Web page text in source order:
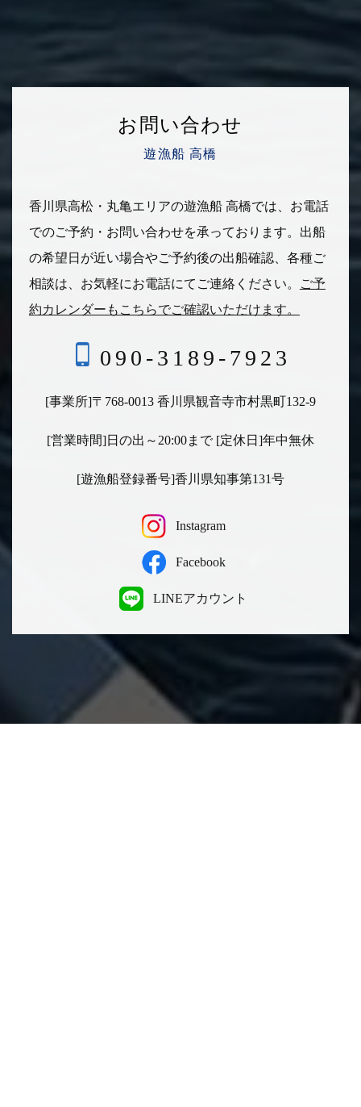
お問い合わせ
遊漁船 高橋
香川県高松・丸亀エリアの遊漁船 高橋では、お電話
でのご予約・お問い合わせを承っております。 出船
の希望日が近い場合やご予約後の出船確認、各種ご
相談は、 お気軽にお電話にてご連絡ください。
ご予
約カレンダーもこちらでご確認いただけます。
090-3189-7923
[事業所]〒768-0013 香川県観音寺市村黒町132-9
[営業時間]日の出～20:00まで [定休日]年中無休
[遊漁船登録番号]香川県知事第131号
Instagram
Facebook
LINEアカウント